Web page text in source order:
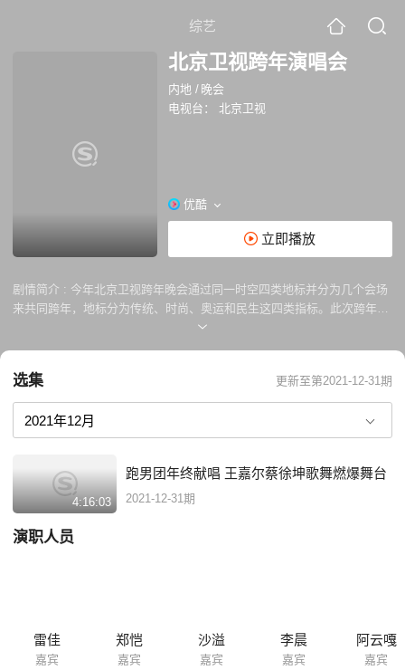
综艺
北京卫视跨年演唱会
内地 / 晚会
电视台：
北京卫视
优酷
立即播放
剧情简介 : 今年北京卫视跨年晚会通过同一时空四类地标并分为几个会场
来共同跨年，地标分为传统、时尚、奥运和民生这四类指标。此次跨年场
地选择包括北京、哈尔滨2个城市的多处地标：长城、古水北镇、钟楼湾
选集 更新至第2021-12-31期
4:16:03
跑男团年终献唱 王嘉尔蔡徐坤歌舞燃爆舞台
2021-12-31期
演职人员
雷佳
嘉宾
郑恺
嘉宾
沙溢
嘉宾
李晨
嘉宾
阿云嘎
嘉宾